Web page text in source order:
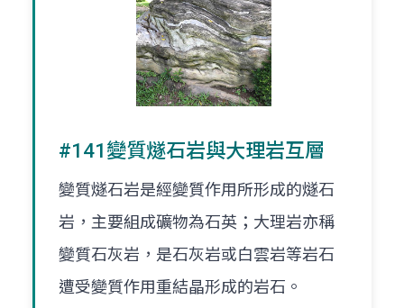
#141變質燧石岩與大理岩互層
變質燧石岩是經變質作用所形成的燧石
岩，主要組成礦物為石英；大理岩亦稱
變質石灰岩，是石灰岩或白雲岩等岩石
遭受變質作用重結晶形成的岩石。